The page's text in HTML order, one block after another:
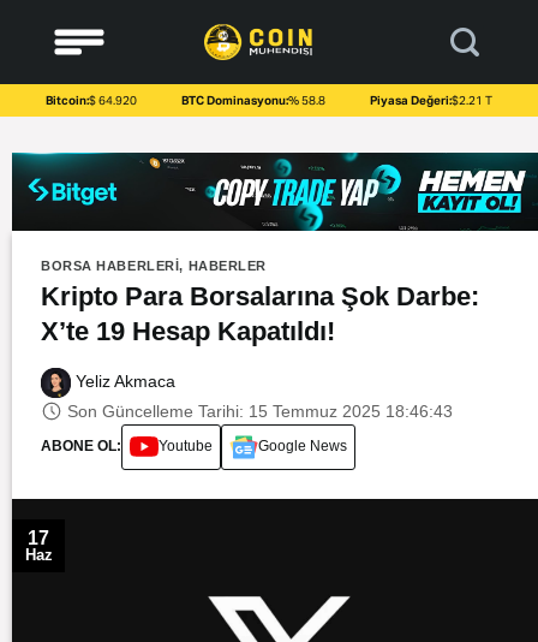
content
Bitcoin:$ 64.920 BTC Dominasyonu:% 58.8 Piyasa Değeri:$2.21 T
BORSA HABERLERI, HABERLER
Kripto Para Borsalarına Şok Darbe:
X’te 19 Hesap Kapatıldı!
Yeliz Akmaca
Son Güncelleme Tarihi: 15 Temmuz 2025 18:46:43
ABONE OL: Youtube Google News
17
Haz